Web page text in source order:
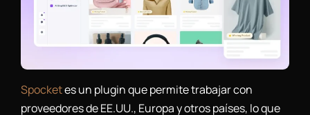
Spocketes un plugin que permite trabajar con
proveedores de EE.UU., Europa y otros países, lo que